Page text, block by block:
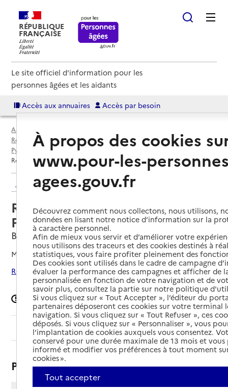
RÉPUBLIQUE
FRANÇAISE
Le site officiel d'information pour les
personnes âgées et les aidants
Accès aux annuaires Accès par besoin
Accueil
Résidences autonomie par département
Pyrénées-Atlantiques (64)
Résidence autonomie Vincent Pochelu
Retour aux résultats de l'annuaire
Résidence autonomie Vincent
Pochelu
Bidache, PYRENEES-ATLANTIQUES
Mis à jour le10/06/2026
Rechercher les établissements autour de Bidache
Signaler une erreur
Sommaire
Présentation
À propos des cookies
www.pour-les-
agees.gouv.fr
Découvrez comment nous collectons, nous utilisons,
données en lisant notre notice d’information sur la
à caractère personnel.
Afin de mieux vous servir et d’améliorer votre
nous utilisons des traceurs et des cookies destinés à
statistiques, vous faire profiter pleinement des
Des cookies sont utilisés dans le cadre de campagne
évaluer la performance des campagnes et afficher de
personnalisée en fonction de votre navigation et de
savoir plus, consultez la partie sur notre politique
Si vous cliquez sur « Tout Accepter », l’éditeur du
partenaires déposeront ces cookies sur votre terminal
navigation. Si vous cliquez sur « Tout Refuser », ces
déposés. Si vous cliquez sur « Personnaliser », vous
l’implantation de cookies auxquels vous consentez.
conservé pour une durée maximale de 13 mois et
informé et modifier vos préférences à tout moment
cookies ».
Tout accepter